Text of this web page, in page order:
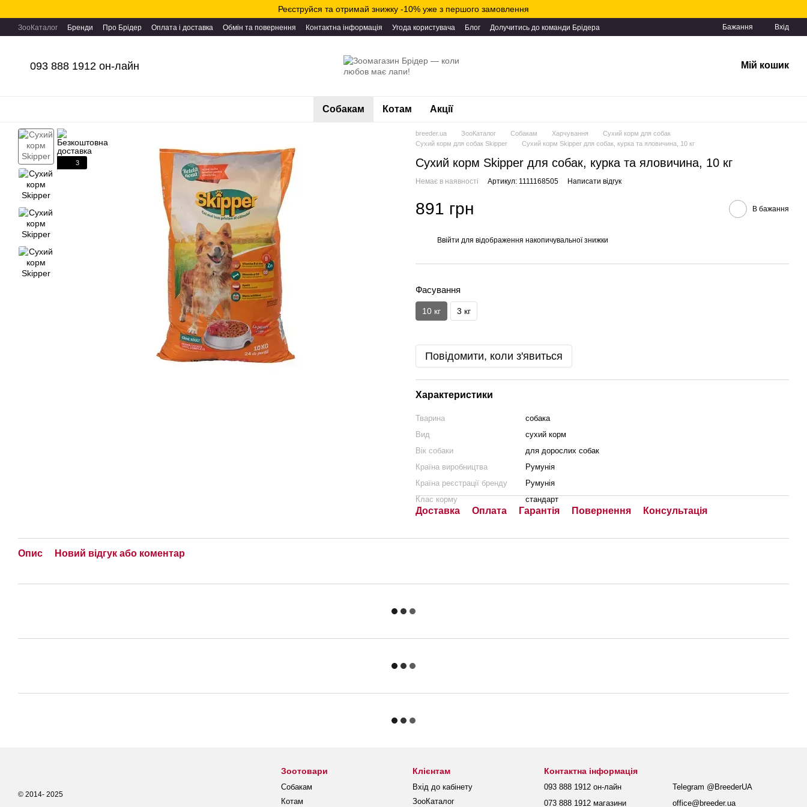
Реєструйся та отримай знижку -10% уже з першого замовлення
ЗооКаталог Бренди Про Брідер Оплата і доставка Обмін та повернення Контактна інформація Угода користувача Блог Долучитись до команди Брідера Бажання Вхід
093 888 1912 он-лайн Мій кошик
Собакам Котам Акції
3
breeder.ua ЗооКаталог Собакам Харчування
Сухий корм для собак
Сухий корм для собак Skipper
Сухий корм Skipper для собак, курка та яловичина, 10 кг
Сухий корм Skipper для собак, курка та яловичина, 10 кг
Немає в наявності Артикул: 1111168505 Написати відгук
891 грн В бажання
Ввійти для відображення накопичувальної знижки
Фасування
10 кг 3 кг
Повідомити, коли з'явиться
Характеристики
Тварина
собака
Вид
сухий корм
Вік собаки
для дорослих собак
Країна виробництва
Румунія
Країна реєстрації бренду
Румунія
Клас корму
стандарт
Доставка Оплата Гарантія Повернення Консультація
Опис Новий відгук або коментар
© 2014- 2025
Зоотовари
Собакам
Котам
Клієнтам
Вхід до кабінету
ЗооКаталог
Контактна інформація
093 888 1912 он-лайн
073 888 1912 магазини
Telegram @BreederUA
office@breeder.ua